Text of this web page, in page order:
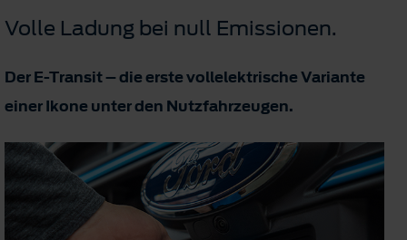
Volle Ladung bei null Emissionen.
Der E-Transit – die erste vollelektrische Variante
einer Ikone unter den Nutzfahrzeugen.